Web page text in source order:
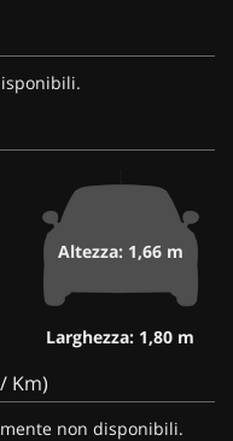
Altezza: 1,66 m
Larghezza: 1,80 m
Km)
non disponibili.